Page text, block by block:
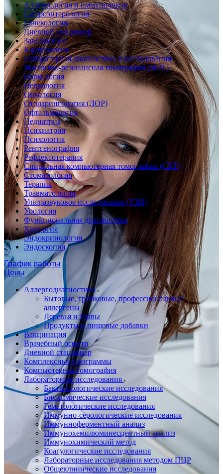
Аллергология и иммунология
Гастроэнтерология
Гинекология
Дневной стационар
Заведующие
Кардиология
Лабораторная диагностика и исследования
Магнитно-резонансная томография (МРТ)
Наркология
Неврология
Онкология
Отоларингология (ЛОР)
Офтальмология
Педиатрия
Психиатрия
Психология
Рентгенография
Рефлексотерапия
Спиральная компьютерная томография (СКТ)
Стоматология
Терапия
Травматология
Ультразвуковое исследование (УЗИ)
Урология
Функциональная диагностика
Хирургия
Эндокринология
Эндоскопия
График работы
Цены
Аллергодиагностика
Бытовые, грибковые, профессиональные
аллергены
Деревья и травы
Продукты и пищевые добавки
Вакцинация
Врачебный осмотр
Дневной стационар
Комплексные программы
Компьютерная томография
Лабораторные исследования
Бактериологические исследования
Биохимические исследования
Гематологические исследования
Иммунно-серологические исследования
Иммунноферментный анализ
Иммунохемилюминесцентный анализ
Иммунохимический метод
Коагулогические исследования
Лабораторные исследования методом ПЦР
Общеклинические исследования